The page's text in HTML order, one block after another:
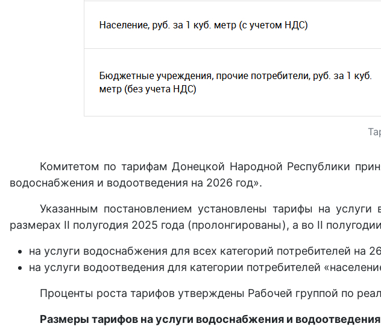
Комитетом по тарифам Донецкой Народной Республики
водоснабжения и водоотведения на 2026 год».
Указанным постановлением установлены тарифы на
размерах II полугодия 2025 года (пролонгированы), а во II
на услуги водоснабжения для всех категорий потребителей на
на услуги водоотведения для категории потребителей
Проценты роста тарифов утверждены Рабочей группой по
Размеры тарифов на услуги водоснабжения и